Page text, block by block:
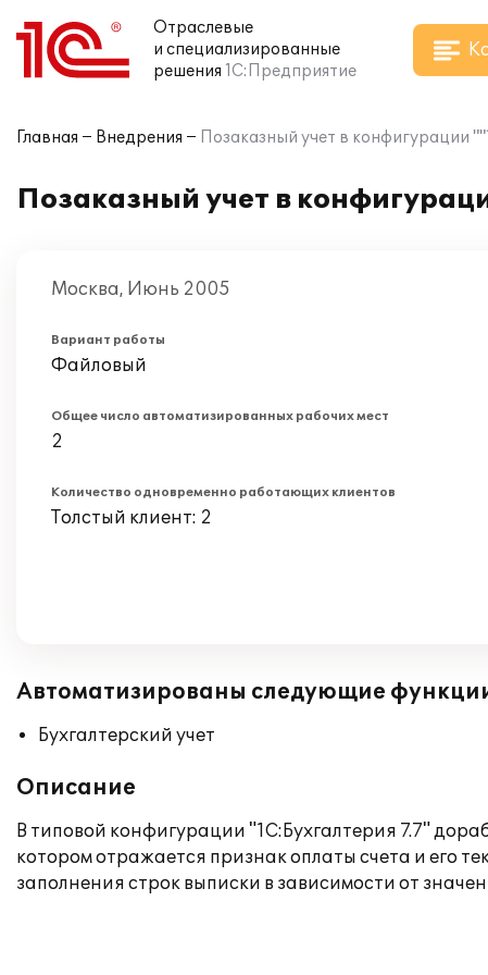
Отраслевые
и специализированные
решения 1С:Предприятие
Главная Внедрения Позаказный учет в конфигурации
Позаказный учет в
Москва, Июнь 2005
Вариант работы
Файловый
Общее число автоматизированных рабочих мест
2
Количество одновременно работающих клиентов
Толстый клиент: 2
Автоматизированы следующие
Бухгалтерский учет
Описание
В типовой конфигурации "1С:Бухгалтерия 7.7"
котором отражается признак оплаты счета и его
заполнения строк выписки в зависимости от